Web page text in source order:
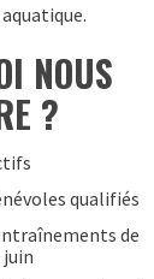
NOUS
?
qualifiés
de